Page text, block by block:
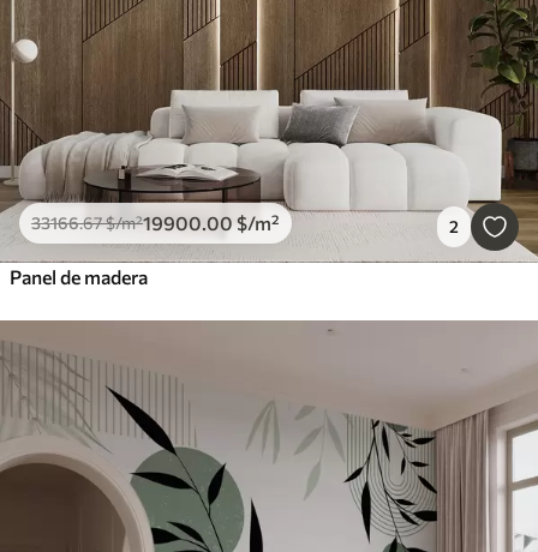
33166.67$/m²19900.00 $/m² 2
Panel de madera